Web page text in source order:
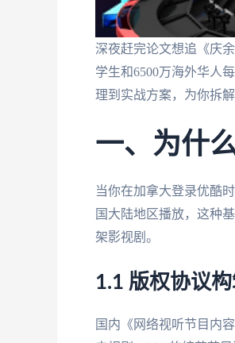
深夜赶完论文想追《庆
学生和6500万海外华人
理到实战方案，为你拆
一、为什
当你在加拿大登录优酷
国大陆地区播放，这种
架影视剧。
1.1 版权协议
国内《网络视听节目内